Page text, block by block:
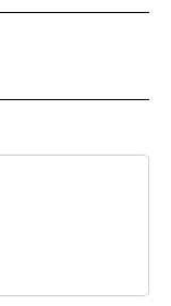
NOTIFICATIONS ABOUT